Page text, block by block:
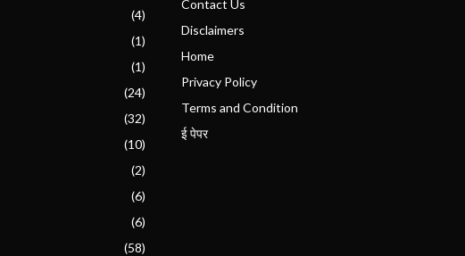
(4)
(1)
(1)
(24)
(32)
(10)
(2)
(6)
(6)
(58)
Contact Us
Disclaimers
Home
Privacy Policy
Terms and Condition
ई पेपर